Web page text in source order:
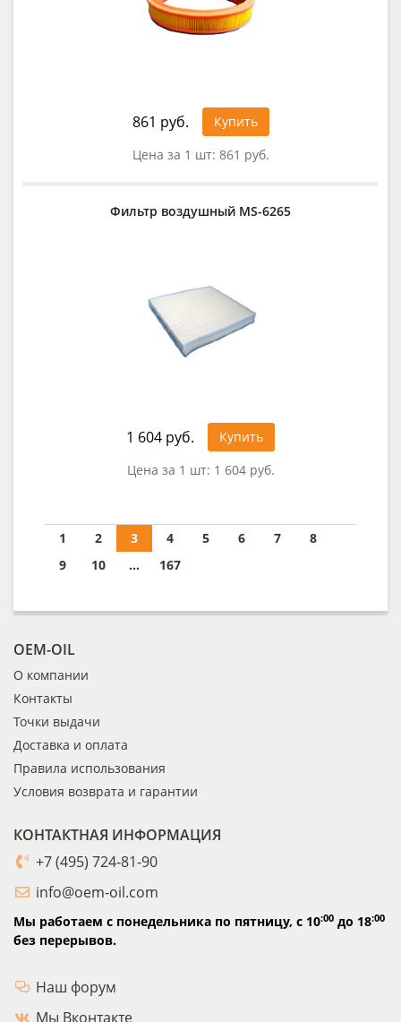
861 руб.
Купить
Цена за 1 шт: 861 руб.
Фильтр воздушный MS-6265
1 604 руб.
Купить
Цена за 1 шт: 1 604 руб.
1 2 3 4 5 6 7
8
9
10 ... 167
OEM-OIL
О компании
Контакты
Точки выдачи
Доставка и оплата
Правила использования
Условия возврата и гарантии
КОНТАКТНАЯ ИНФОРМАЦИЯ
+7 (495) 724-81-90
info@oem-oil.com
Мы работаем с понедельника по пятницу, с 10:00 до 18:00
без перерывов.
Наш форум
Мы Вконтакте